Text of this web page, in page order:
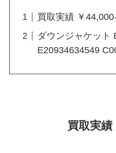
買取実績 ￥
ダウンジャケット
E20934634549
買取実績